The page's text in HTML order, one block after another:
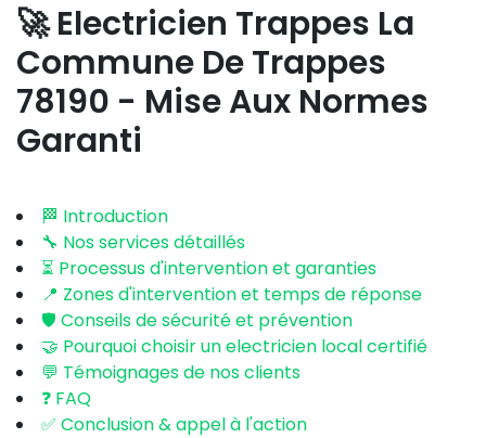
🚀 Electricien Trappes La
Commune De Trappes
78190 - Mise Aux Normes
Garanti
🏁 Introduction
🔧 Nos services détaillés
⏳ Processus d'intervention et garanties
📍 Zones d'intervention et temps de réponse
🛡️ Conseils de sécurité et prévention
🤝 Pourquoi choisir un electricien local certifié
💬 Témoignages de nos clients
❓ FAQ
✅ Conclusion & appel à l'action